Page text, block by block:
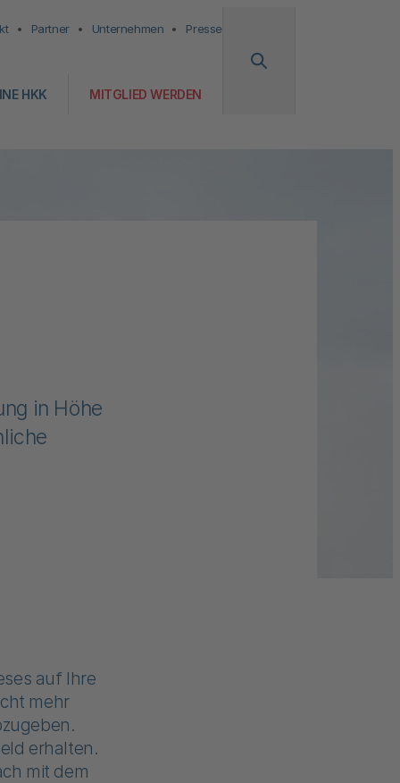
Partner Unternehmen Presse
HKK MITGLIED WERDEN
in Höhe
auf Ihre
mehr
erhalten.
mit dem